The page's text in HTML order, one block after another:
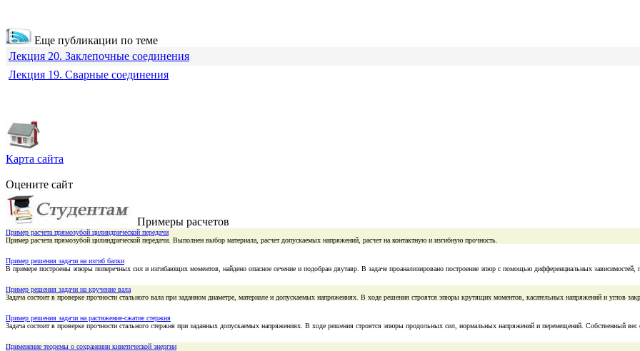
Еще публикации по теме
Лекция 20. Заклепочные соединения
Лекция 19. Сварные соединения
Карта сайта
Оцените сайт
Примеры расчетов
Пример расчета прямозубой цилиндрической передачи
Пример расчета прямозубой цилиндрической передачи. Выполнен выбор материала, расчет допускаемых напряжений, расчет на контактную и изгибную прочность.
Пример решения задачи на изгиб балки
В примере построены эпюры поперечных сил и изгибающих моментов, найдено опасное сечение и подобран двутавр. В задаче проанализировано построение эпюр с помощью дифференциальных зависимостей,
Пример решения задачи на кручение вала
Задача состоит в проверке прочности стального вала при заданном диаметре, материале и допускаемых напряжениях. В ходе решения строятся эпюры крутящих моментов, касательных напряжений и углов
Пример решения задачи на растяжение-сжатие стержня
Задача состоит в проверке прочности стального стержня при заданных допускаемых напряжениях. В ходе решения строятся эпюры продольных сил, нормальных напряжений и перемещений. Собственный вес
Применение теоремы о сохранении кинетической энергии